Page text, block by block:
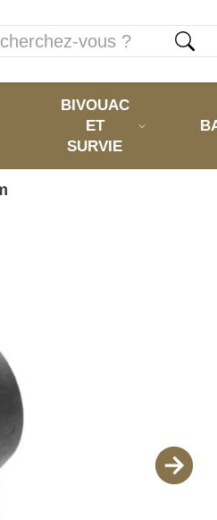
BIVOUAC
ET
SURVIE